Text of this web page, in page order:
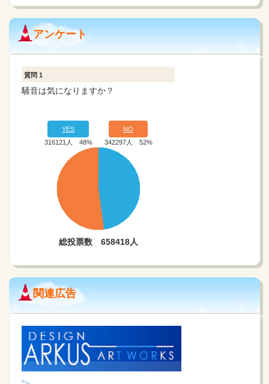
アンケート
関連広告